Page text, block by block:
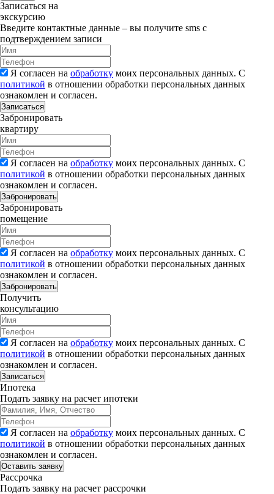
Записаться на
экскурсию
Введите контактные данные – вы получите sms с
подтверждением записи
Я согласен на обработку моих персональных данных. С
политикой в отношении обработки персональных данных
ознакомлен и согласен.
Записаться
Забронировать
квартиру
Я согласен на обработку моих персональных данных. С
политикой в отношении обработки персональных данных
ознакомлен и согласен.
Забронировать
Забронировать
помещение
Я согласен на обработку моих персональных данных. С
политикой в отношении обработки персональных данных
ознакомлен и согласен.
Забронировать
Получить
консультацию
Я согласен на обработку моих персональных данных. С
политикой в отношении обработки персональных данных
ознакомлен и согласен.
Записаться
Ипотека
Подать заявку на расчет ипотеки
Я согласен на обработку моих персональных данных. С
политикой в отношении обработки персональных данных
ознакомлен и согласен.
Рассрочка
Подать заявку на расчет рассрочки